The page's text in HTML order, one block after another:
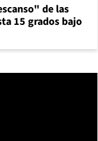
de las
15 grados bajo